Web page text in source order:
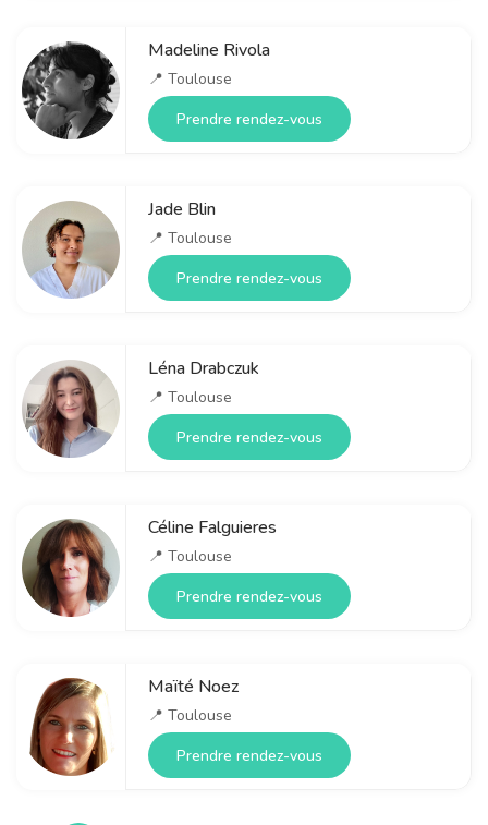
Madeline Rivola
📍 Toulouse
Prendre rendez-vous
Jade Blin
📍 Toulouse
Prendre rendez-vous
Léna Drabczuk
📍 Toulouse
Prendre rendez-vous
Céline Falguieres
📍 Toulouse
Prendre rendez-vous
Maïté Noez
📍 Toulouse
Prendre rendez-vous